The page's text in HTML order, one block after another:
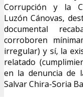
Corrupción y la
Luzón Cánovas,
documental
corroboren
irregular) y sí, la
relatado
en la denuncia de
Salvar Chira-Soria